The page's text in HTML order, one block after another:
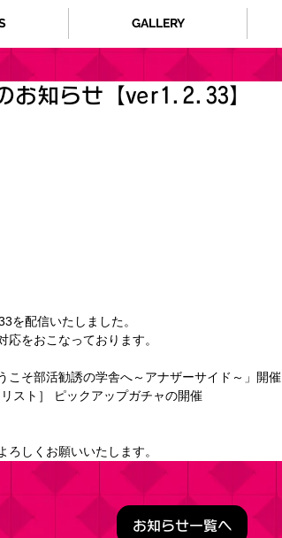
GALLERY
お知らせ【ver1.2.33】
を配信いたしました。
応をおこなっております。
こそ部活勧誘の学舎へ～アナザーサイド～」開催
スト］ ピックアップガチャの開催
しくお願いいたします。
お知らせ一覧へ